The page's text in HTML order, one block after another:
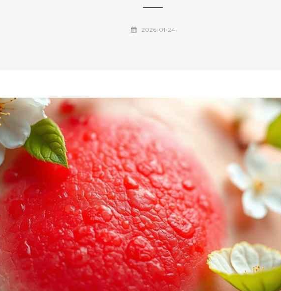
2026-01-24